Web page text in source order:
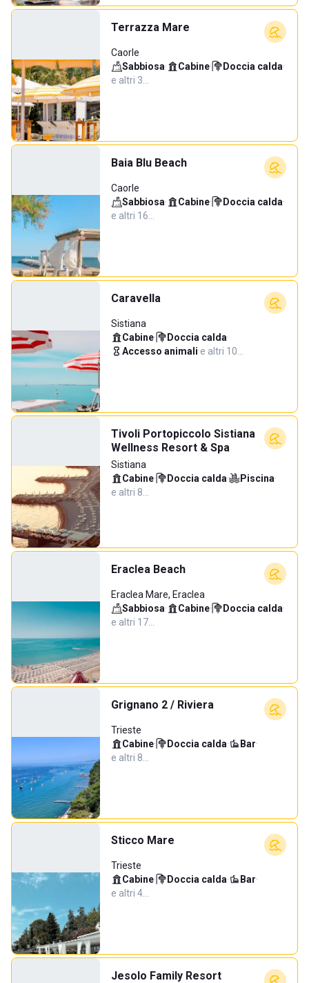
Terrazza Mare
Caorle
Sabbiosa· Cabine· Doccia calda·
e altri 3…
Baia Blu Beach
Caorle
Sabbiosa· Cabine· Doccia calda·
e altri 16…
Caravella
Sistiana
Cabine· Doccia calda·
Accesso animali·e altri 10…
Tivoli Portopiccolo Sistiana
Wellness Resort & Spa
Sistiana
Cabine· Doccia calda· Piscina·
e altri 8…
Eraclea Beach
Eraclea Mare, Eraclea
Sabbiosa· Cabine· Doccia calda·
e altri 17…
Grignano 2 / Riviera
Trieste
Cabine· Doccia calda· Bar·
e altri 8…
Sticco Mare
Trieste
Cabine· Doccia calda· Bar·
e altri 4…
Jesolo Family Resort